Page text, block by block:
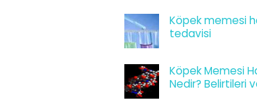
Köpek memesi
tedavisi
Köpek Memesi
Nedir? Belirtileri